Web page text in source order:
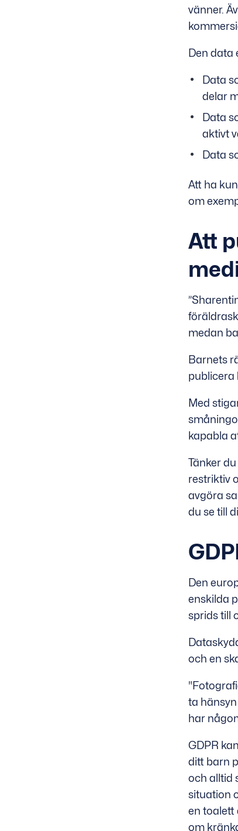
vänner.
Den data
Data
delar
Data
aktivt
Data
Att ha
om
Att
medan
Barnets
publicera
Med
kapabla
Tänker
restriktiv
avgöra
du se till
Den
enskilda
sprids till
och en
ta
har
GDPR
ditt barn
och alltid
situation
en toalett
om